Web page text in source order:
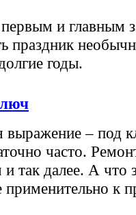
и главным
праздник
годы.
выражение – под
часто.
так далее. А что
применительно к